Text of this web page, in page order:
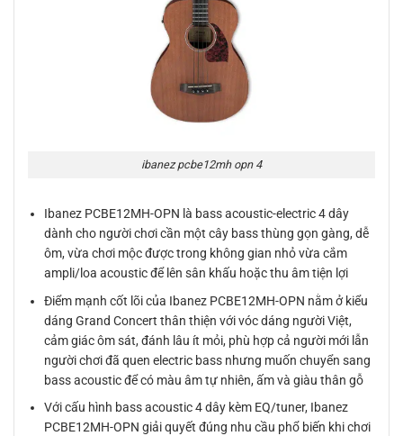
ibanez pcbe12mh opn 4
Ibanez PCBE12MH-OPN là bass acoustic-electric 4 dây
dành cho người chơi cần một cây bass thùng gọn gàng, dễ
ôm, vừa chơi mộc được trong không gian nhỏ vừa cắm
ampli/loa acoustic để lên sân khấu hoặc thu âm tiện lợi
Điểm mạnh cốt lõi của Ibanez PCBE12MH-OPN nằm ở kiểu
dáng Grand Concert thân thiện với vóc dáng người Việt,
cảm giác ôm sát, đánh lâu ít mỏi, phù hợp cả người mới lẫn
người chơi đã quen electric bass nhưng muốn chuyển sang
bass acoustic để có màu âm tự nhiên, ấm và giàu thân gỗ
Với cấu hình bass acoustic 4 dây kèm EQ/tuner, Ibanez
PCBE12MH-OPN giải quyết đúng nhu cầu phổ biến khi chơi